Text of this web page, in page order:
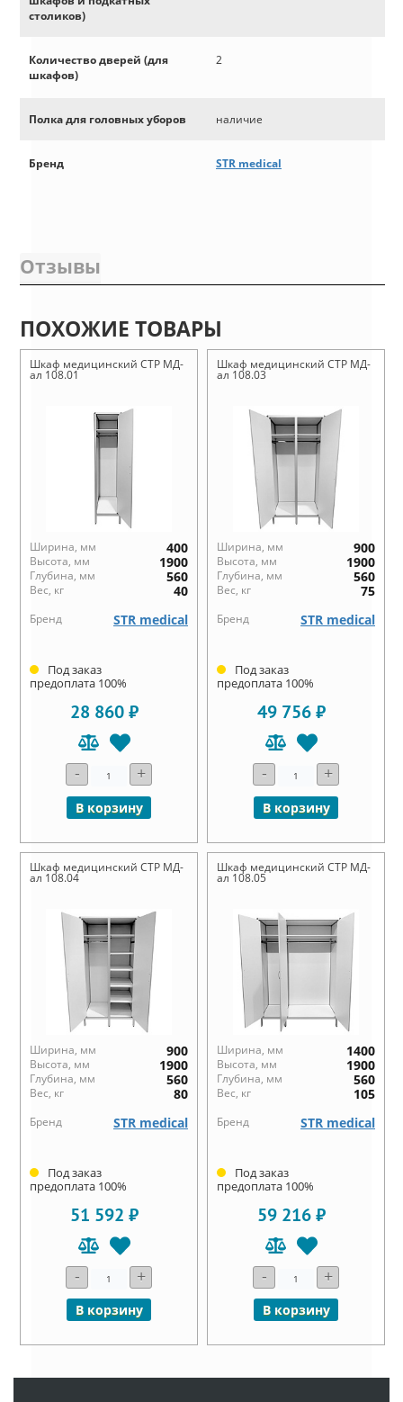
столиков)
Количество дверей (для
шкафов)
2
Полка для головных уборов наличие
Бренд STR medical
Отзывы
ПОХОЖИЕ ТОВАРЫ
Шкаф медицинский СТР МД-
ал 108.01
Ширина, мм 400
Высота, мм 1900
Глубина, мм 560
Вес, кг 40
Бренд STR medical
Под заказ
предоплата 100%
28 860 ₽
- +
В корзину
Шкаф медицинский СТР МД-
ал 108.03
Ширина, мм 900
Высота, мм 1900
Глубина, мм 560
Вес, кг 75
Бренд STR medical
Под заказ
предоплата 100%
49 756 ₽
- +
В корзину
Шкаф медицинский СТР МД-
ал 108.04
Ширина, мм 900
Высота, мм 1900
Глубина, мм 560
Вес, кг 80
Бренд STR medical
Под заказ
предоплата 100%
51 592 ₽
- +
В корзину
Шкаф медицинский СТР МД-
ал 108.05
Ширина, мм 1400
Высота, мм 1900
Глубина, мм 560
Вес, кг 105
Бренд STR medical
Под заказ
предоплата 100%
59 216 ₽
- +
В корзину